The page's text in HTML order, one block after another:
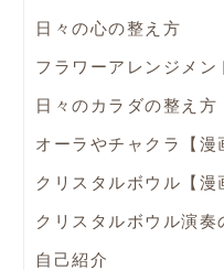
日々の心の整え方
フラワーアレンジメン
日々のカラダの整え方
オーラやチャクラ【漫
クリスタルボウル【漫
クリスタルボウル演奏
自己紹介